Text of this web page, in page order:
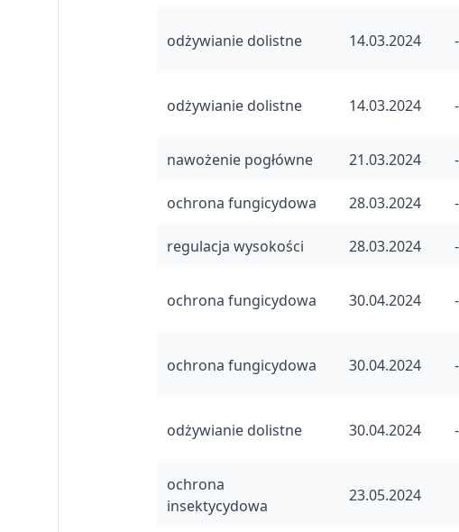
odżywianie dolistne 14.03.2024 -
odżywianie dolistne 14.03.2024 -
nawożenie pogłówne 21.03.2024 -
ochrona fungicydowa 28.03.2024 -
regulacja wysokości 28.03.2024 -
ochrona fungicydowa 30.04.2024 -
ochrona fungicydowa 30.04.2024 -
odżywianie dolistne 30.04.2024 -
ochrona
insektycydowa
23.05.2024